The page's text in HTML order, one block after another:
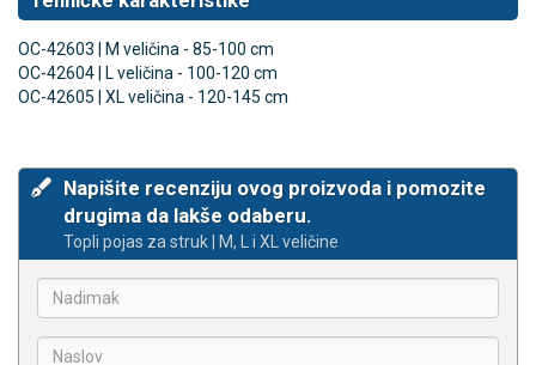
OC-42603 | M veličina - 85-100 cm
OC-42604 | L veličina - 100-120 cm
OC-42605 | XL veličina - 120-145 cm
Napišite recenziju ovog proizvoda i pomozite
drugima da lakše odaberu.
Topli pojas za struk | M, L i XL veličine